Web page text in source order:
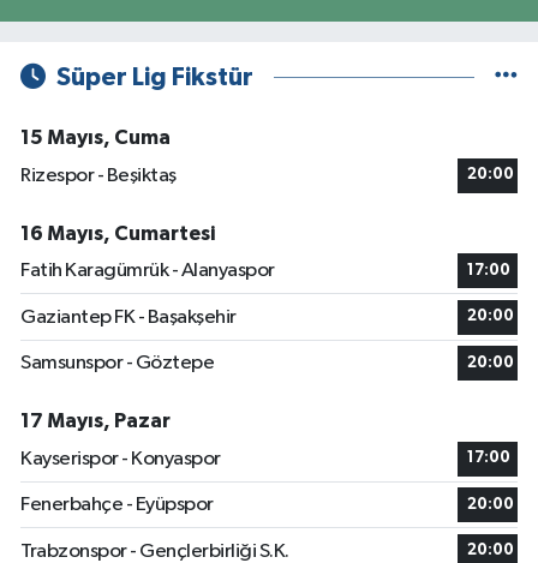
Süper Lig Fikstür
15 Mayıs, Cuma
Rizespor - Beşiktaş
20:00
16 Mayıs, Cumartesi
Fatih Karagümrük - Alanyaspor
17:00
Gaziantep FK - Başakşehir 20:00
Samsunspor - Göztepe 20:00
17 Mayıs, Pazar
Kayserispor - Konyaspor
17:00
Fenerbahçe - Eyüpspor 20:00
Trabzonspor - Gençlerbirliği S.K. 20:00